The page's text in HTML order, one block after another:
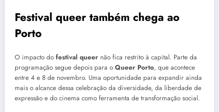
Festival queer também chega ao
Porto
O impacto do festival queer não fica restrito à capital. Parte da
programação segue depois para o Queer Porto, que acontece
entre 4 e 8 de novembro. Uma oportunidade para expandir ainda
mais o alcance dessa celebração da diversidade, da liberdade de
expressão e do cinema como ferramenta de transformação social.